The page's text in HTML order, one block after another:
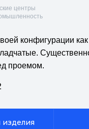
центры
конфигурации как
проемом.
изделия